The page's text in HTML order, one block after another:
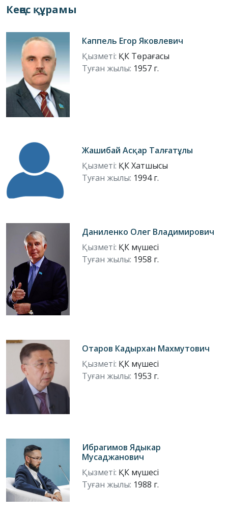
Кеңес құрамы
Каппель Егор Яковлевич
Қызметі: ҚК Төрағасы
Туған жылы: 1957 г.
Жашибай Асқар Талғатұлы
Қызметі: ҚК Хатшысы
Туған жылы: 1994 г.
Даниленко Олег Владимирович
Қызметі: ҚК мүшесі
Туған жылы: 1958 г.
Отаров Кадырхан Махмутович
Қызметі: ҚК мүшесі
Туған жылы: 1953 г.
Ибрагимов Ядыкар
Мусаджанович
Қызметі: ҚК мүшесі
Туған жылы: 1988 г.